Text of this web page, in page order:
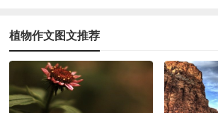
植物作文图文推荐